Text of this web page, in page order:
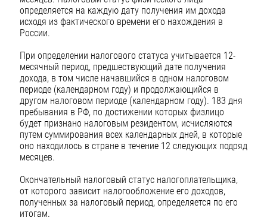
определяется на каждую дату получения им дохода
исходя из фактического времени его нахождения в
России.
При определении налогового статуса учитывается 12-
месячный период, предшествующий дате получения
дохода, в том числе начавшийся в одном налоговом
периоде (календарном году) и продолжающийся в
другом налоговом периоде (календарном году). 183 дня
пребывания в РФ, по достижении которых физлицо
будет признано налоговым резидентом, исчисляются
путем суммирования всех календарных дней, в которые
оно находилось в стране в течение 12 следующих подряд
месяцев.
Окончательный налоговый статус налогоплательщика,
от которого зависит налогообложение его доходов,
полученных за налоговый период, определяется по его
итогам.